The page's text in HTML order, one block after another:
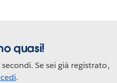
quasi!
Se sei già registrato,
.